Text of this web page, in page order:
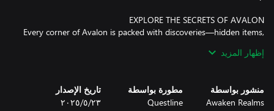
Every corner of Avalon is packed with discoveries—hidden items,
NPCs. Freely explore at your own pace and forge your path in a
Switch seamlessly between melee weapons, shields, bows, magic,
إظهار المزيد
منشور بواسطة
Awaken Realms
مطورة بواسطة
Questline
تاريخ الإصدار
٢٣‏/٥‏/٢٠٢٥